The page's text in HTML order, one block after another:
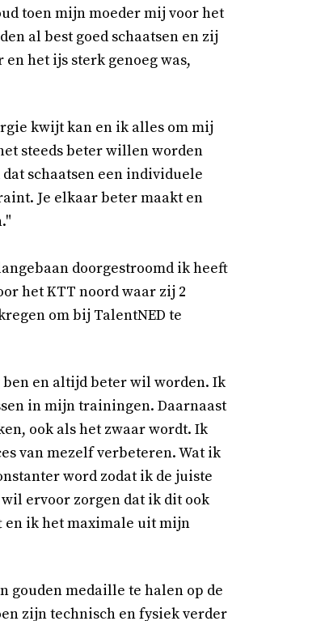
toen mijn moeder mij voor het
al best goed schaatsen en zij
het ijs sterk genoeg was,
kwijt kan en ik alles om mij
steeds beter willen worden
schaatsen een individuele
Je elkaar beter maakt en
doorgestroomd ik heeft
het KTT noord waar zij 2
om bij TalentNED te
en altijd beter wil worden. Ik
in mijn trainingen. Daarnaast
ook als het zwaar wordt. Ik
van mezelf verbeteren. Wat ik
word zodat ik de juiste
ervoor zorgen dat ik dit ook
en ik het maximale uit mijn
gouden medaille te halen op de
zijn technisch en fysiek verder